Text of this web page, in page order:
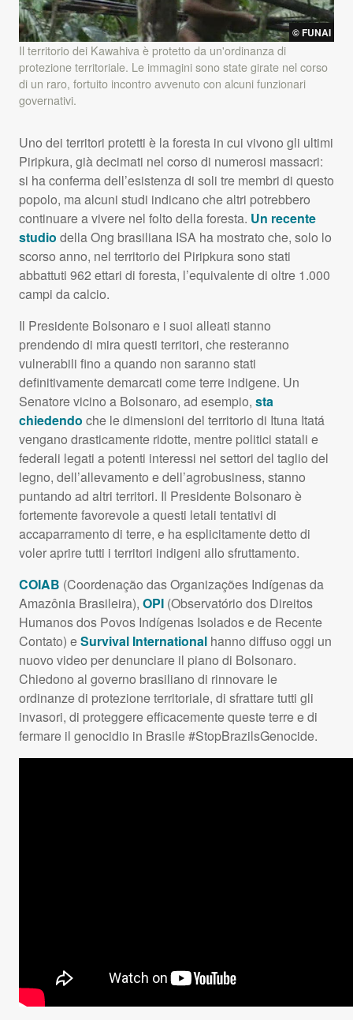
© FUNAI
Il territorio dei Kawahiva è protetto da un'ordinanza di
protezione territoriale. Le immagini sono state girate nel corso
di un raro, fortuito incontro avvenuto con alcuni funzionari
governativi.
Uno dei territori protetti è la foresta in cui vivono gli ultimi
Piripkura, già decimati nel corso di numerosi massacri:
si ha conferma dell’esistenza di soli tre membri di questo
popolo, ma alcuni studi indicano che altri potrebbero
continuare a vivere nel folto della foresta. Un recente
studio della Ong brasiliana ISA ha mostrato che, solo lo
scorso anno, nel territorio dei Piripkura sono stati
abbattuti 962 ettari di foresta, l’equivalente di oltre 1.000
campi da calcio.
Il Presidente Bolsonaro e i suoi alleati stanno
prendendo di mira questi territori, che resteranno
vulnerabili fino a quando non saranno stati
definitivamente demarcati come terre indigene. Un
Senatore vicino a Bolsonaro, ad esempio, sta
chiedendo che le dimensioni del territorio di Ituna Itatá
vengano drasticamente ridotte, mentre politici statali e
federali legati a potenti interessi nei settori del taglio del
legno, dell’allevamento e dell’agrobusiness, stanno
puntando ad altri territori. Il Presidente Bolsonaro è
fortemente favorevole a questi letali tentativi di
accaparramento di terre, e ha esplicitamente detto di
voler aprire tutti i territori indigeni allo sfruttamento.
COIAB (Coordenação das Organizações Indígenas da
Amazônia Brasileira), OPI (Observatório dos Direitos
Humanos dos Povos Indígenas Isolados e de Recente
Contato) eSurvival International hanno diffuso oggi un
nuovo video per denunciare il piano di Bolsonaro.
Chiedono al governo brasiliano di rinnovare le
ordinanze di protezione territoriale, di sfrattare tutti gli
invasori, di proteggere efficacemente queste terre e di
fermare il genocidio in Brasile #StopBrazilsGenocide.